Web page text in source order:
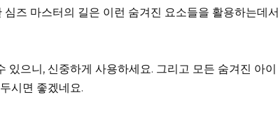
즈 마스터의 길은 이런 숨겨진 요소들을 활용하는데서
으니, 신중하게 사용하세요. 그리고 모든 숨겨진 아이
시면 좋겠네요.